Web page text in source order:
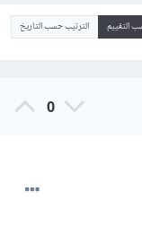
التقييم الترتيب حسب التاريخ
0